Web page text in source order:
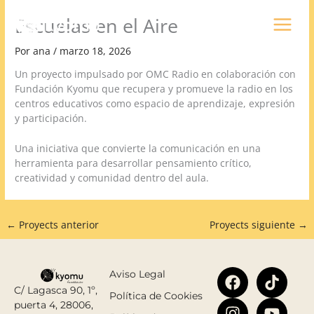
contenido
Escuelas en el Aire
Porana/ marzo 18, 2026
Un proyecto impulsado por OMC Radio en colaboración con
Fundación Kyomu que recupera y promueve la radio en los
centros educativos como espacio de aprendizaje, expresión
y participación.
Una iniciativa que convierte la comunicación en una
herramienta para desarrollar pensamiento crítico,
creatividad y comunidad dentro del aula.
← Proyects anterior Proyects siguiente →
C/ Lagasca 90, 1º,
puerta 4, 28006,
Aviso Legal
Política de Cookies
F
a
c
T
i
k
I
n
s
Y
o
u
L
n